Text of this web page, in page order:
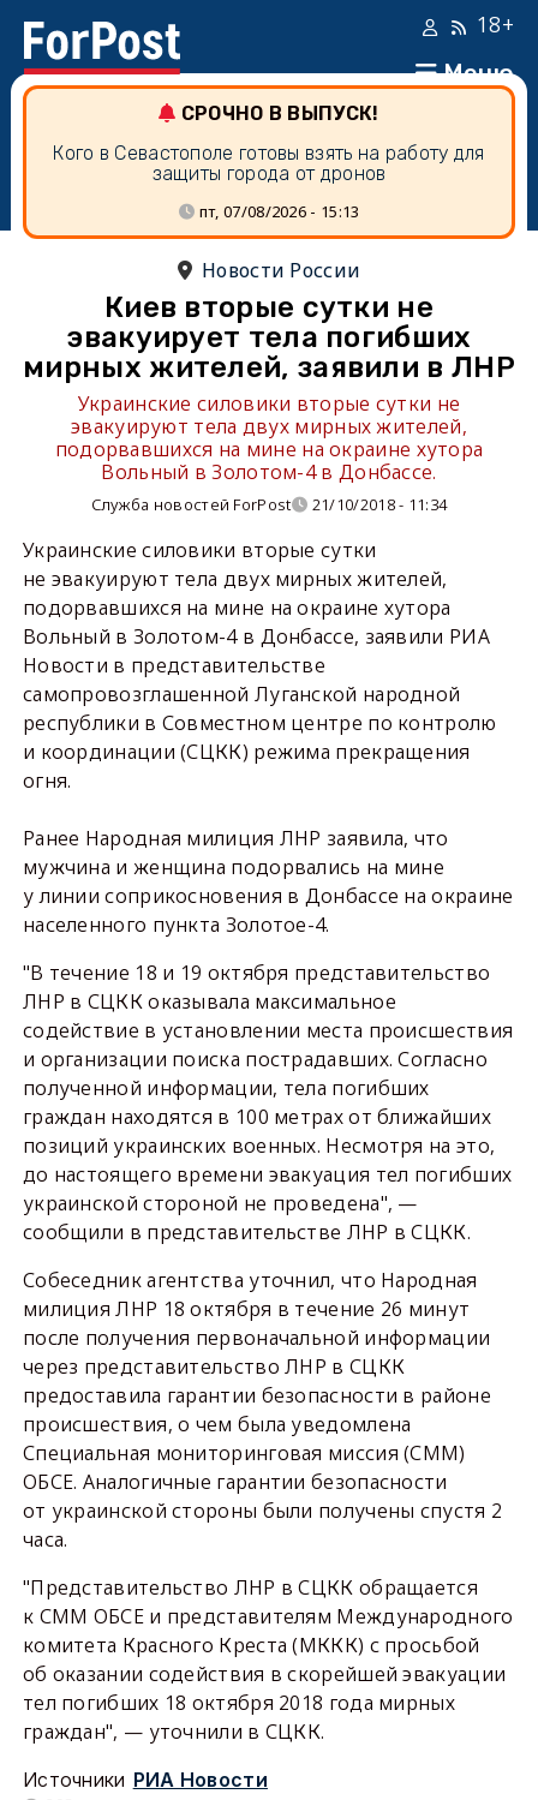
Меню
18+
СРОЧНО В ВЫПУСК!
Кого в Севастополе готовы взять на работу для
защиты города от дронов
пт, 07/08/2026 - 15:13
Новости России
Киев вторые сутки не
эвакуирует тела погибших
мирных жителей, заявили в ЛНР
Украинские силовики вторые сутки не
эвакуируют тела двух мирных жителей,
подорвавшихся на мине на окраине хутора
Вольный в Золотом-4 в Донбассе.
Служба новостей ForPost 21/10/2018 - 11:34
Украинские силовики вторые сутки
не эвакуируют тела двух мирных жителей,
подорвавшихся на мине на окраине хутора
Вольный в Золотом-4 в Донбассе, заявили РИА
Новости в представительстве
самопровозглашенной Луганской народной
республики в Совместном центре по контролю
и координации (СЦКК) режима прекращения
огня.
Ранее Народная милиция ЛНР заявила, что
мужчина и женщина подорвались на мине
у линии соприкосновения в Донбассе на окраине
населенного пункта Золотое-4.
"В течение 18 и 19 октября представительство
ЛНР в СЦКК оказывала максимальное
содействие в установлении места происшествия
и организации поиска пострадавших. Согласно
полученной информации, тела погибших
граждан находятся в 100 метрах от ближайших
позиций украинских военных. Несмотря на это,
до настоящего времени эвакуация тел погибших
украинской стороной не проведена", —
сообщили в представительстве ЛНР в СЦКК.
Собеседник агентства уточнил, что Народная
милиция ЛНР 18 октября в течение 26 минут
после получения первоначальной информации
через представительство ЛНР в СЦКК
предоставила гарантии безопасности в районе
происшествия, о чем была уведомлена
Специальная мониторинговая миссия (СММ)
ОБСЕ. Аналогичные гарантии безопасности
от украинской стороны были получены спустя 2
часа.
"Представительство ЛНР в СЦКК обращается
к СММ ОБСЕ и представителям Международного
комитета Красного Креста (МККК) с просьбой
об оказании содействия в скорейшей эвакуации
тел погибших 18 октября 2018 года мирных
граждан", — уточнили в СЦКК.
Источники РИА Новости